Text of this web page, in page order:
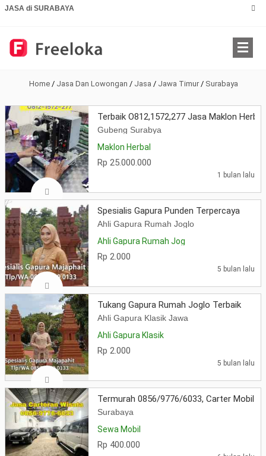
JASA di SURABAYA
Home/ Jasa Dan Lowongan / Jasa / Jawa Timur/ Surabaya
Terbaik O812,1572,277 Jasa Maklon
Gubeng Surabya
Maklon Herbal
Rp 25.000.000
1 bulan lalu
Spesialis Gapura Punden Terpercaya
Ahli Gapura Rumah Joglo
Ahli Gapura Rumah Jog
Rp 2.000
5 bulan lalu
Tukang Gapura Rumah Joglo Terbaik
Ahli Gapura Klasik Jawa
Ahli Gapura Klasik
Rp 2.000
5 bulan lalu
Termurah 0856/9776/6033, Carter Mobil
Surabaya
Sewa Mobil
Rp 400.000